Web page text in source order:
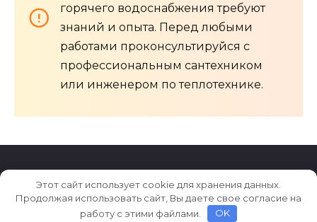
горячего водоснабжения требуют
знаний и опыта. Перед любыми
работами проконсультируйся с
профессиональным сантехником
или инженером по теплотехнике.
© 2026 Archiludi.ru
Этот сайт использует cookie для хранения данных.
Продолжая использовать сайт, Вы даете свое согласие на
работу с этими файлами.
OK